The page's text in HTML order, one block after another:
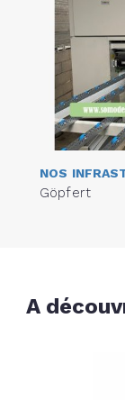
NOS
Göpfert
A